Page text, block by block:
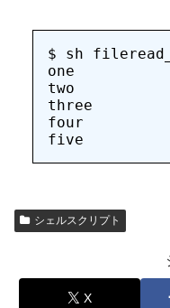
$ sh
one
two
three
four
シェルスクリプト
X